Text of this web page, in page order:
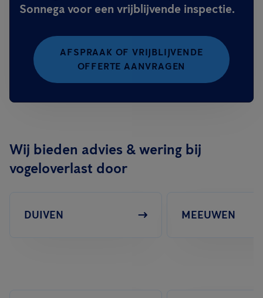
Sonnega voor een vrijblijvende inspectie.
AFSPRAAK OF VRIJBLIJVENDE
OFFERTE AANVRAGEN
Wij bieden advies & wering bij
vogeloverlast door
DUIVEN MEEUWEN